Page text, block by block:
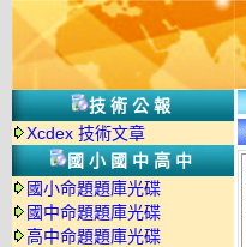
技術公報
Xcdex 技術文章
國小國中高中
國小命題題庫光碟
國中命題題庫光碟
高中命題題庫光碟